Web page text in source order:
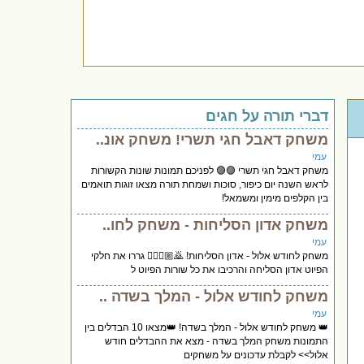
דברי תורה על חגים
משחק דאבל חגי תשרי! משחק אונ..
עמי
משחק דאבל חגי תשרי 🟣🟣 לפניכם תמונות שונות הקשורות
לראש השנה יום כיפור, סוכות ושמחת תורה מצאו זוגות תואמים
בין הקלפים מימין ומשמאל!
משחק אדון הסליחות - משחק לחו..
עמי
משחק לחודש אלול - אדון הסליחות! 🙇🏼🙇🏼‍♀️ גררו את חלקי
הפיוט אדון הסליחה והרכיבו את כל שורות הפיוט ל
משחק לחודש אלול - המלך בשדה ..
עמי
👑 משחק לחודש אלול - המלך בשדה! 👑מצאו 10 הבדלים בין
התמונות משחק המלך בשדה - מצא את ההבדלים חודש
אלול>> לקבלת עדכונים על משחקים